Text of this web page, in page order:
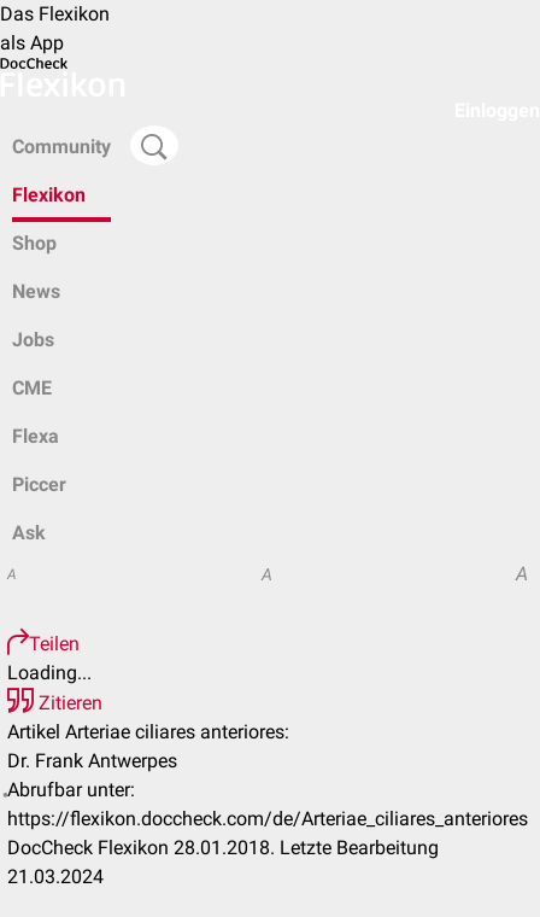
Das Flexikon
als App
Community
Flexikon
Shop
News
Jobs
CME
Flexa
Piccer
Ask
A A A
Teilen
Loading...
Zitieren
Artikel Arteriae ciliares anteriores:
Dr. Frank Antwerpes
Abrufbar unter:
https://flexikon.doccheck.com/de/Arteriae_ciliares_anteriores
DocCheck Flexikon 28.01.2018. Letzte Bearbeitung
21.03.2024